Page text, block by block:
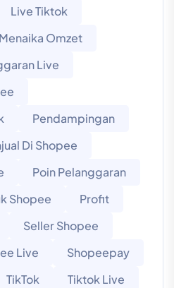
Live Tiktok
Menaika Omzet
Live
Pendampingan
Di Shopee
Poin Pelanggaran
Shopee
Profit
Seller Shopee
Live
Shopeepay
TikTok
Tiktok Live